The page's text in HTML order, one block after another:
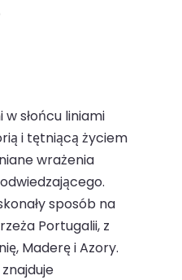
słońcu liniami
i tętniącą życiem
wrażenia
sposób na
Portugalii, z
Maderę i Azory.